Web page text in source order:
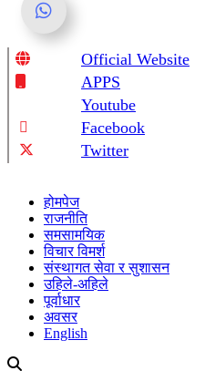
Online News Portal
Official Website
APPS
Youtube
Facebook
Twitter
होमपेज
राजनीति
समसामयिक
विचार विमर्श
संस्थागत सेवा र सुशासन
उहिले-अहिले
पूर्वाधार
अवसर
English